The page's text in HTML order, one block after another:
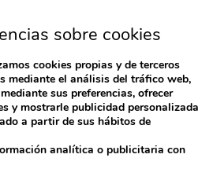
sobre cookies
cookies propias y de terceros
mediante el análisis del tráfico web,
sus preferencias, ofrecer
y mostrarle publicidad personalizada
a partir de sus hábitos de
analítica o publicitaria con